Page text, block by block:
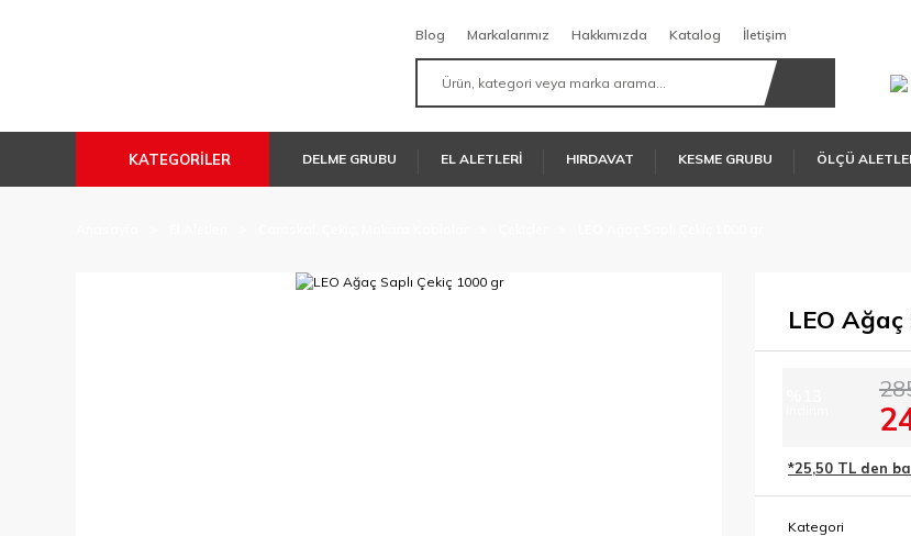
Blog Markalarımız Hakkımızda Katalog İletişim
KATEGORİLER DELME GRUBU EL ALETLERİ HIRDAVAT KESME GRUBU ÖLÇÜ
LEO Ağaç
*25,50 TL den
Kategori